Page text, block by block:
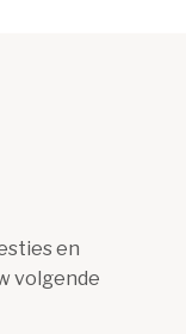
en
volgende